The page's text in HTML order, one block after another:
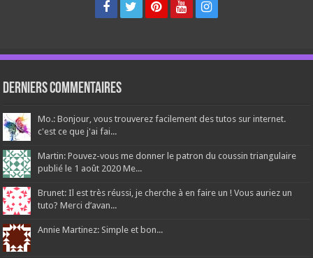
Derniers Commentaires
Mo.: Bonjour, vous trouverez facilement des tutos sur internet.
c'est ce que j'ai fai...
Martin: Pouvez-vous me donner le patron du coussin triangulaire
publié le 1 août 2020 Me...
Brunet: Il est très réussi, je cherche à en faire un ! Vous auriez un
tuto? Merci d’avan...
Annie Martinez: Simple et bon...